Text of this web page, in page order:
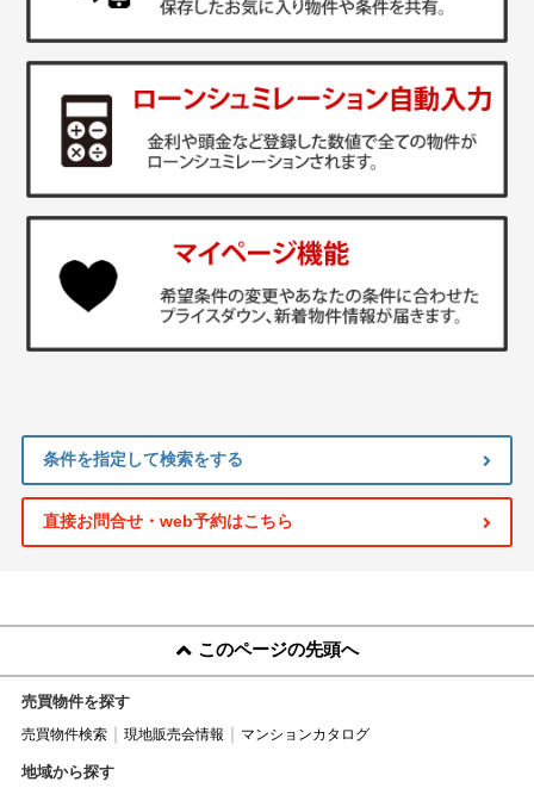
条件を指定して検索をする
直接お問合せ・web予約はこちら
このページの先頭へ
売買物件を探す
売買物件検索 現地販売会情報 マンションカタログ
地域から探す